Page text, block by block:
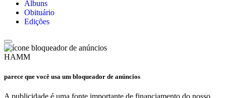
Álbuns
Obituário
Edições
HAMM
parece que você usa um bloqueador de anúncios